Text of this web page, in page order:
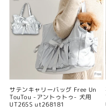
サテンキャリーバッグ Free Un
TouTou -アントゥトゥ- 犬用
UT26SS ut268181